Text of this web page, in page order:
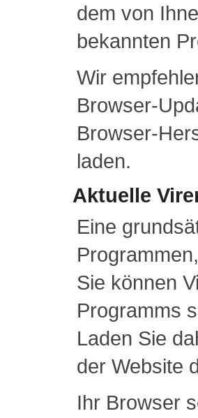
dem von
bekannten
Wir
Browser-
Browser-
laden.
Aktuelle
Eine
Sie können
Programms
Laden Sie
der Website
Ihr Browser